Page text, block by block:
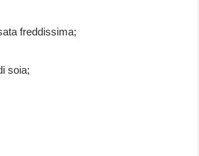
freddissima;
soia;